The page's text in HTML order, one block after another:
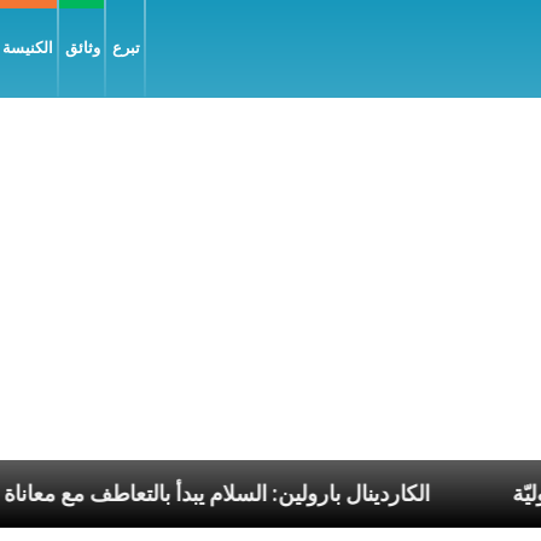
وثائق تبرع
الكاردينال بارولين: السلام يبدأ الرسوليّة